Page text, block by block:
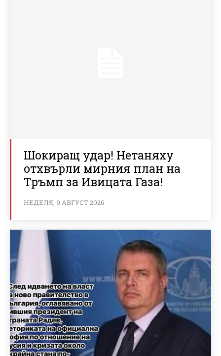
Шокиращ удар! Нетаняху
отхвърли мирния план на
Тръмп за Ивицата Газа!
НЕДЕЛЯ, 9 АВГУСТ 2026